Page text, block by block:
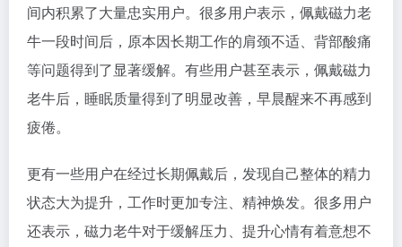
间内积累了大量忠实用户。很多用户表示，佩戴磁力老
牛一段时间后，原本因长期工作的肩颈不适、背部酸痛
等问题得到了显著缓解。有些用户甚至表示，佩戴磁力
老牛后，睡眠质量得到了明显改善，早晨醒来不再感到
疲倦。
更有一些用户在经过长期佩戴后，发现自己整体的精力
状态大为提升，工作时更加专注、精神焕发。很多用户
还表示，磁力老牛对于缓解压力、提升心情有着意想不